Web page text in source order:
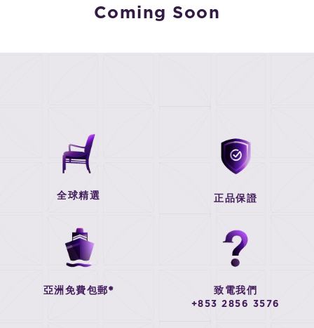
Coming Soon
全球精選 正品保證
亞洲免費包郵* 致電我們
+853 2856 3576